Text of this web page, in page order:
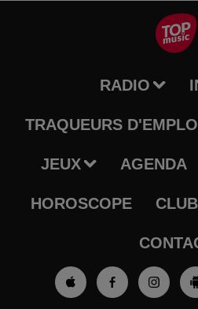
RADIO
TRAQUEURS
JEUX AGENDA
HOROSCOPE